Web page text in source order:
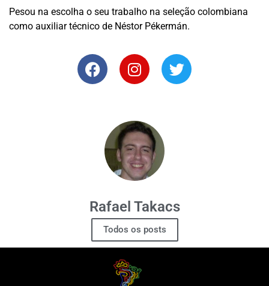
Pesou na escolha o seu trabalho na seleção colombiana
como auxiliar técnico de Néstor Pékermán.
Rafael Takacs
Todos os posts